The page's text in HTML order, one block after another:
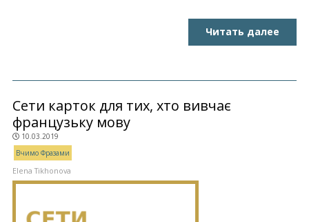
Читать далее
Сети карток для тих, хто вивчає
французьку мову
10.03.2019
Вчимо Фразами
Elena Tikhonova